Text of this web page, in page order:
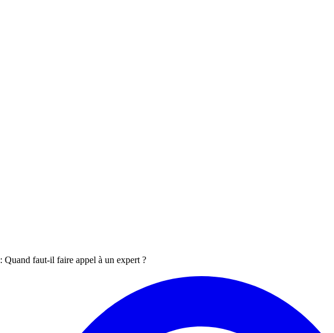
Quand faut-il faire appel à un expert ?